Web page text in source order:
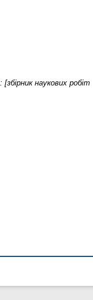
наукових робіт